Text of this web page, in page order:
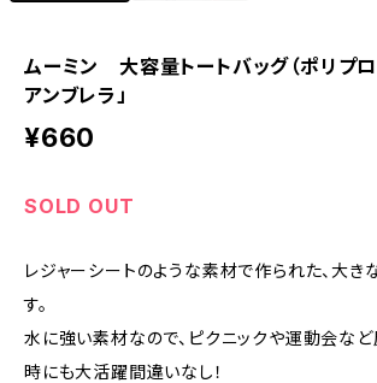
ムーミン 大容量トートバッグ（ポリプロ
アンブレラ」
¥660
SOLD OUT
レジャーシートのような素材で作られた、大き
す。
水に強い素材なので、ピクニックや運動会な
時にも大活躍間違いなし！